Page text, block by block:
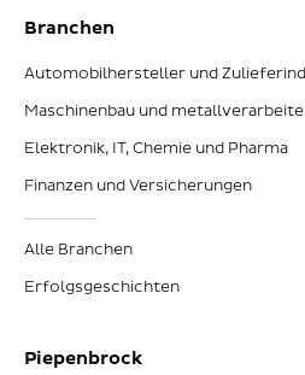
Branchen
Automobilhersteller und
Maschinenbau und
Elektronik, IT, Chemie und Pharma
Finanzen und Versicherungen
Alle Branchen
Erfolgsgeschichten
Piepenbrock